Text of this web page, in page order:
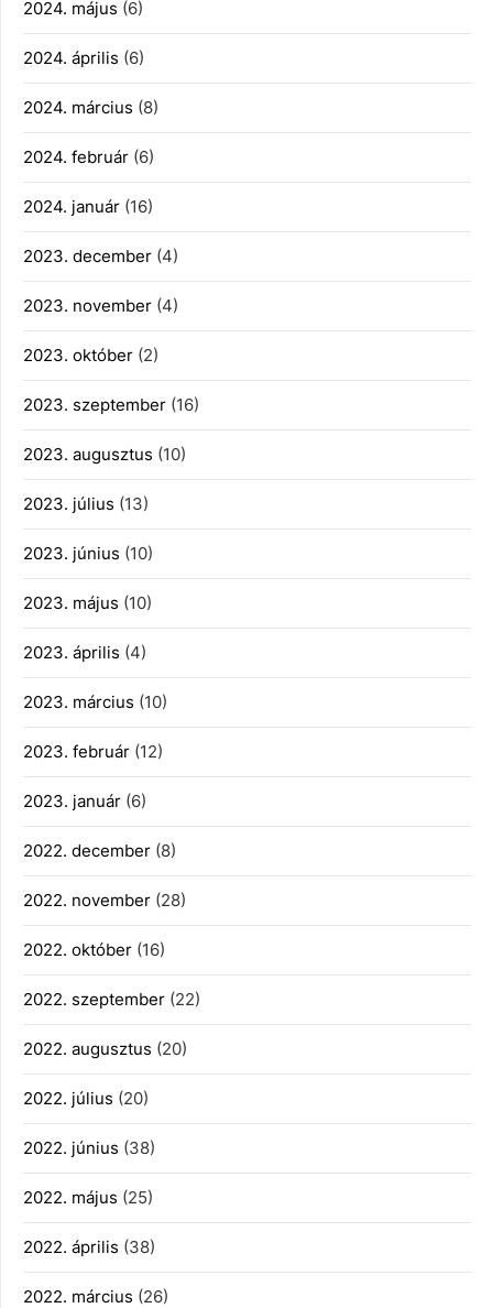
2024. május (6)
2024. április (6)
2024. március (8)
2024. február (6)
2024. január (16)
2023. december (4)
2023. november (4)
2023. október (2)
2023. szeptember (16)
2023. augusztus (10)
2023. július (13)
2023. június (10)
2023. május (10)
2023. április (4)
2023. március (10)
2023. február (12)
2023. január (6)
2022. december (8)
2022. november (28)
2022. október (16)
2022. szeptember (22)
2022. augusztus (20)
2022. július (20)
2022. június (38)
2022. május (25)
2022. április (38)
2022. március (26)